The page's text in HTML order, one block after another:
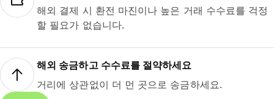
해외 결제 시 환전 마진이나 높은 거래 수수료를 걱정
할 필요가 없습니다.
해외 송금하고 수수료를 절약하세요
거리에 상관없이 더 먼 곳으로 송금하세요.